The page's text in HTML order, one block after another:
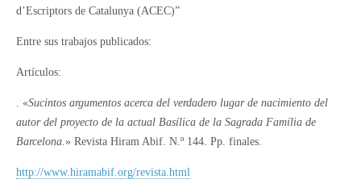
d’Escriptors de Catalunya (ACEC)”
Entre sus trabajos publicados:
Artículos:
. «Sucintos argumentos acerca del verdadero lugar de nacimiento del
autor del proyecto de la actual Basílica de la Sagrada Família de
Barcelona.» Revista Hiram Abif. N.º 144. Pp. finales.
http://www.hiramabif.org/revista.html